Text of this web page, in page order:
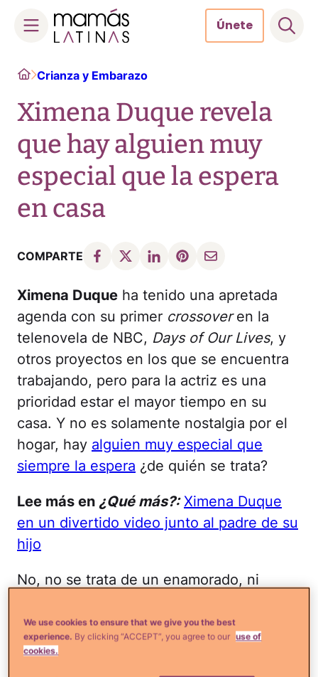
content
Únete
HomeCrianza y Embarazo
Ximena Duque revela
que hay alguien muy
especial que la espera
en casa
COMPARTE
Ximena Duque ha tenido una apretada
agenda con su primer crossoveren la
telenovela de NBC, Days of Our Lives, y
otros proyectos en los que se encuentra
trabajando, pero para la actriz es una
prioridad estar el mayor tiempo en su
casa. Y no es solamente nostalgia por el
hogar, hay alguien muy especial que
siempre la espera ¿de quién se trata?
Lee más en ¿Qué más?: Ximena Duque
en un divertido video junto al padre de su
hijo
No, no se trata de un enamorado, ni
colombiana tiene adoración por su hijo
Cristian de 11 años, y ese es el motivo
We use cookies to ensure that we give you the best
experience. By clicking “ACCEPT”, you agree to our use of
cookies.